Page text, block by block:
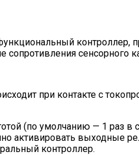
контроллер,
сопротивления сенсорного
при контакте с
(по умолчанию — 1 раз в
активировать выходные
контроллер.